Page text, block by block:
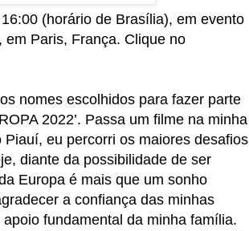
(horário de Brasília), em evento
em Paris, França. Clique no
nomes escolhidos para fazer parte
2022’. Passa um filme na minha
Piauí, eu percorri os maiores desafios
diante da possibilidade de ser
Europa é mais que um sonho
a confiança das minhas
fundamental da minha família.